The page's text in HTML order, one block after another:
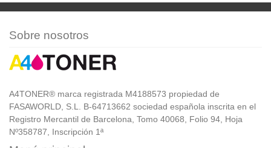
Sobre nosotros
A4TONER® marca registrada M4188573 propiedad de
FASAWORLD, S.L. B-64713662 sociedad española inscrita en el
Registro Mercantil de Barcelona, Tomo 40068, Folio 94, Hoja
Nº358787, Inscripción 1ª